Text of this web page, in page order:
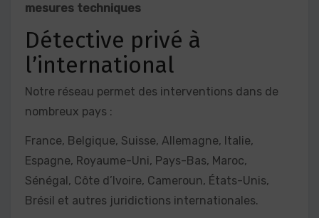
mesures techniques
Détective privé à
l’international
Notre réseau permet des interventions dans de
nombreux pays :
France, Belgique, Suisse, Allemagne, Italie,
Espagne, Royaume-Uni, Pays-Bas, Maroc,
Sénégal, Côte d’Ivoire, Cameroun, États-Unis,
Brésil et autres juridictions internationales.